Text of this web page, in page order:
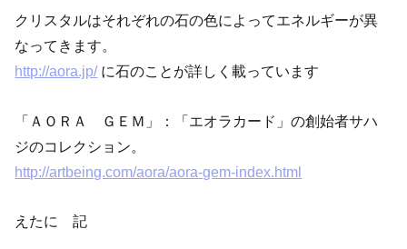
クリスタルはそれぞれの石の色によってエネルギーが異
なってきます。
http://aora.jp/に石のことが詳しく載っています
「ＡＯＲＡ ＧＥＭ」：「エオラカード」の創始者サハ
ジのコレクション。
http://artbeing.com/aora/aora-gem-index.html
えたに 記